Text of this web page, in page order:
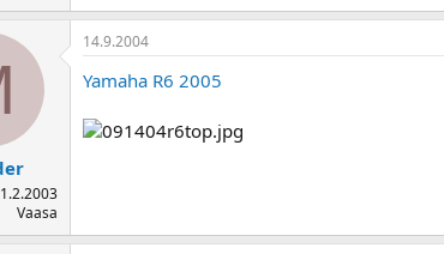
Vaasa
14.9.2004
Yamaha R6 2005